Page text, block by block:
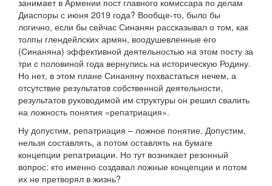
занимает в Армении пост главного комиссара по делам
Диаспоры с июня 2019 года? Вообще-то, было бы
логично, если бы сейчас Синанян рассказывал о том, как
толпы глендейлских армян, воодушевленные его
(Синаняна) эффективной деятельностью на этом посту за
три с половиной года вернулись на историческую Родину.
Но нет, в этом плане Синаняну похвастаться нечем, а
отсутствие результатов собственной деятельности,
результатов руководимой им структуры он решил свалить
на ложность понятия «репатриация».
Ну допустим, репатриация – ложное понятие. Допустим,
нельзя составлять, а потом оставлять на бумаге
концепции репатриации. Но тут возникает резонный
вопрос: кто именно создавал ложные концепции и потом
их не претворял в жизнь?